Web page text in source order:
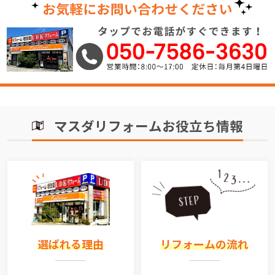
マスダリフォームお役立ち情報
選ばれる理由 リフォームの流れ